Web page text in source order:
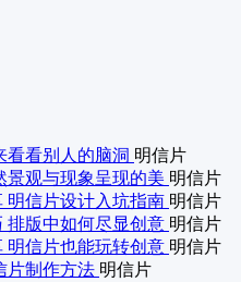
看看别人的脑洞 明信片
景观与现象呈现的美 明信片
明信片设计入坑指南 明信片
排版中如何尽显创意 明信片
明信片也能玩转创意 明信片
片制作方法 明信片